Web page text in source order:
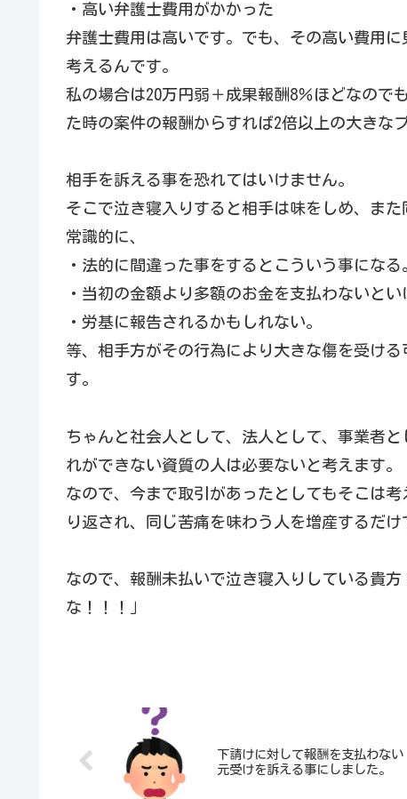
・高い弁護士費用がかかった
弁護士費用は高いです。でも、その高い費用
考えるんです。
私の場合は20万円弱＋成果報酬8％ほどなので
た時の案件の報酬からすれば2倍以上の大きな
相手を訴える事を恐れてはいけません。
そこで泣き寝入りすると相手は味をしめ、また
常識的に、
・法的に間違った事をするとこういう事になる
・当初の金額より多額のお金を支払わないとい
・労基に報告されるかもしれない。
等、相手方がその行為により大きな傷を受け
す。
ちゃんと社会人として、法人として、事業者
れができない資質の人は必要ないと考えます。
なので、今まで取引があったとしてもそこは
り返され、同じ苦痛を味わう人を増産するだけ
なので、報酬未払いで泣き寝入りしている貴
な！！！」
下請けに対して報酬を支払わない
元受けを訴える事にしました。